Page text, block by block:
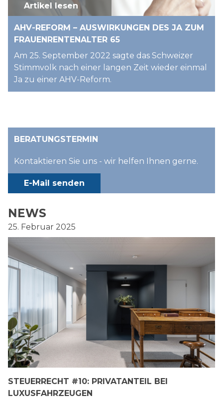
Artikel lesen
AHV-REFORM – AUSWIRKUNGEN DES JA ZUM
FRAUENRENTENALTER 65
Am 25. September 2022 sagte das Schweizer
Stimmvolk nach einer langen Zeit wieder einmal
Ja zu einer AHV-Reform.
BERATUNGSTERMIN
Kontaktieren Sie uns - wir helfen Ihnen gerne.
E-Mail senden
NEWS
25. Februar 2025
STEUERRECHT #10: PRIVATANTEIL BEI
LUXUSFAHRZEUGEN